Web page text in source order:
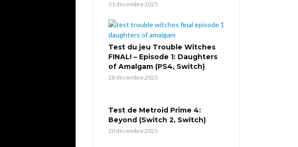
31 décembre 2025
Test du jeu Trouble Witches
FINAL! – Episode 1: Daughters
of Amalgam (PS4, Switch)
28 décembre 2025
Test de Metroid Prime 4:
Beyond (Switch 2, Switch)
20 décembre 2025